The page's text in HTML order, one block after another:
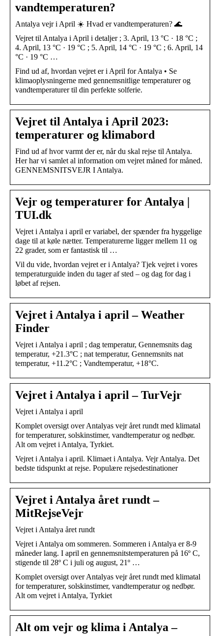
vandtemperaturen?
Antalya vejr i April ☀️ Hvad er vandtemperaturen? 🌊
Vejret til Antalya i April i detaljer ; 3. April, 13 °C · 18 °C ;
4. April, 13 °C · 19 °C ; 5. April, 14 °C · 19 °C ; 6. April, 14
°C · 19 °C …
Find ud af, hvordan vejret er i April for Antalya • Se
klimaoplysningerne med gennemsnitlige temperaturer og
vandtemperaturer til din perfekte solferie.
Vejret til Antalya i April 2023:
temperaturer og klimabord
Find ud af hvor varmt der er, når du skal rejse til Antalya.
Her har vi samlet al information om vejret måned for måned.
GENNEMSNITSVEJR I Antalya.
Vejr og temperaturer for Antalya |
TUI.dk
Vejret i Antalya i april er variabel, der spænder fra hyggelige
dage til at køle nætter. Temperaturerne ligger mellem 11 og
22 grader, som er fantastisk til …
Vil du vide, hvordan vejret er i Antalya? Tjek vejret i vores
temperaturguide inden du tager af sted – og dag for dag i
løbet af rejsen.
Vejret i Antalya i april – Weather
Finder
Vejret i Antalya i april ; dag temperatur, Gennemsnits dag
temperatur, +21.3°C ; nat temperatur, Gennemsnits nat
temperatur, +11.2°C ; Vandtemperatur, +18°C.
Vejret i Antalya i april – TurVejr
Vejret i Antalya i april
Komplet oversigt over Antalyas vejr året rundt med klimatal
for temperaturer, solskinstimer, vandtemperatur og nedbør.
Alt om vejret i Antalya, Tyrkiet.
Vejret i Antalya i april. Klimaet i Antalya. Vejr Antalya. Det
bedste tidspunkt at rejse. Populære rejsedestinationer
Vejret i Antalya året rundt –
MitRejseVejr
Vejret i Antalya året rundt
Vejret i Antalya om sommeren. Sommeren i Antalya er 8-9
måneder lang. I april en gennemsnitstemperaturen på 16º C,
stigende til 28º C i juli og august, 21º …
Komplet oversigt over Antalyas vejr året rundt med klimatal
for temperaturer, solskinstimer, vandtemperatur og nedbør.
Alt om vejret i Antalya, Tyrkiet
Alt om vejr og klima i Antalya –